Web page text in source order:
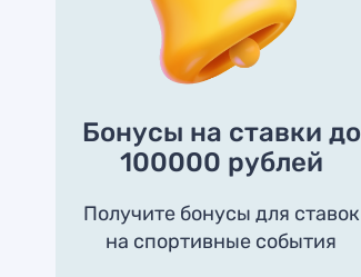
Бонусы на ставки до
100000 рублей
Получите бонусы для ставок
на спортивные события